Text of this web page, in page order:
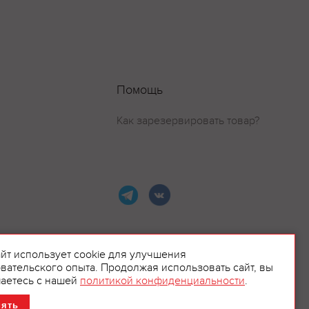
Помощь
Как зарезервировать товар?
использует cookie для улучшения
опыта. Продолжая использовать сайт, вы
с нашей политикой конфиденциальности.